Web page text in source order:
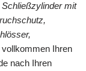
mit
vollkommen Ihren
nach Ihren